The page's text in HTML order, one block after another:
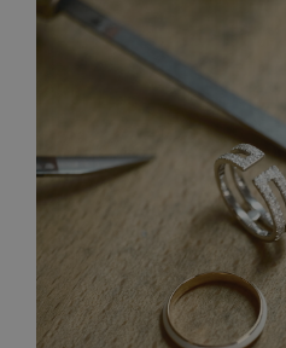
PIERRES
ENGAGEMENTS